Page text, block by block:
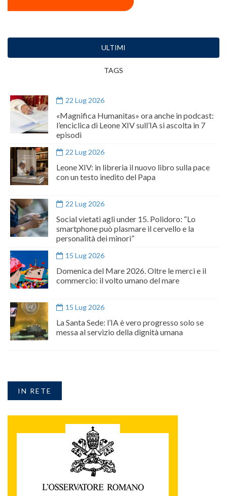
ULTIMI
TAGS
22 Lug 2026
«Magnifica Humanitas» ora anche in podcast:
l’enciclica di Leone XIV sull’IA si ascolta in 7
episodi
22 Lug 2026
Leone XIV: in libreria il nuovo libro sulla pace
con un testo inedito del Papa
22 Lug 2026
Social vietati agli under 15. Polidoro: “Lo
smartphone può plasmare il cervello e la
personalità dei minori”
15 Lug 2026
Domenica del Mare 2026. Oltre le merci e il
commercio: il volto umano del mare
15 Lug 2026
La Santa Sede: l’IA è vero progresso solo se
messa al servizio della dignità umana
IN RETE